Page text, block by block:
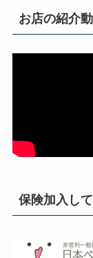
お店の紹介
保険加入し